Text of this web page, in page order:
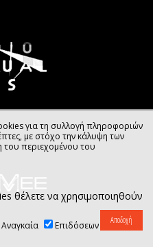
για τη συλλογή πληροφοριών
με στόχο την κάλυψη των
του περιεχομένου του
θέλετε να χρησιμοποιηθούν
Αναγκαία Επιδόσεων